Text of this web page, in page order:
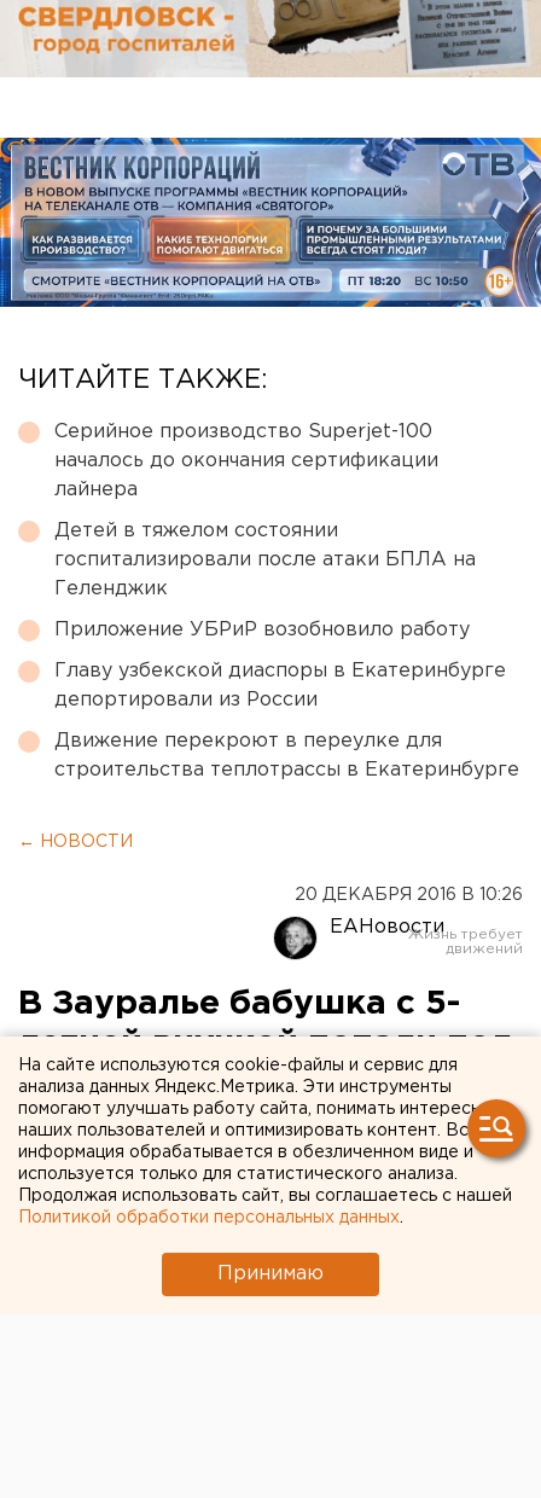
ЧИТАЙТЕ ТАКЖЕ:
Серийное производство Superjet-100
началось до окончания сертификации
лайнера
Детей в тяжелом состоянии
госпитализировали после атаки БПЛА на
Геленджик
Приложение УБРиР возобновило работу
Главу узбекской диаспоры в Екатеринбурге
депортировали из России
Движение перекроют в переулке для
строительства теплотрассы в Екатеринбурге
← НОВОСТИ
20 ДЕКАБРЯ 2016 В 10:26
ЕАНовости
В Зауралье бабушка с 5-
летней внучкой попали под
грузовой поезд
Пожилая женщина скончалась на месте, девочка
в тяжелом состоянии.
Накануне в районе станции Варгаши 68-летняя
женщина с 5-летней внучкой переходили черед
железнодорожные пути и попали под грузовой
На сайте используются cookie-файлы и сервис для
анализа данных Яндекс.Метрика. Эти инструменты
помогают улучшать работу сайта, понимать интересы
наших пользователей и оптимизировать контент. Вся
информация обрабатывается в обезличенном виде и
используется только для статистического анализа.
Продолжая использовать сайт, вы соглашаетесь с нашей
Политикой обработки персональных данных
Принимаю